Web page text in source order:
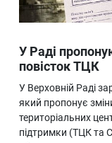
Людина
Ukraine
Про нас
У Раді
повісток ТЦК
У Верховній Раді
який пропонує
територіальних
підтримки (ТЦК та